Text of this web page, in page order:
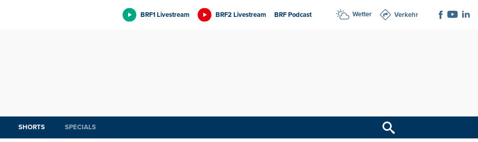
BRF1 Livestream BRF2 Livestream BRF Podcast Wetter Verkehr
SHORTS SPECIALS